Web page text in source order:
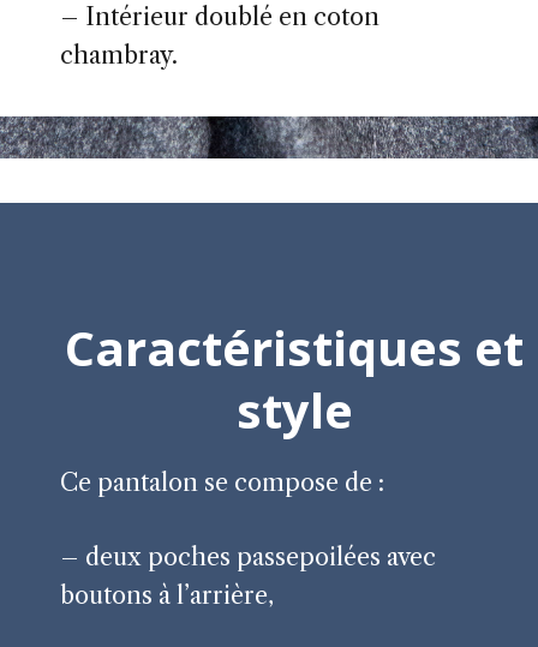
– Intérieur doublé en coton
chambray.
Caractéristiques et
style
Ce pantalon se compose de :
– deux poches passepoilées avec
boutons à l’arrière,